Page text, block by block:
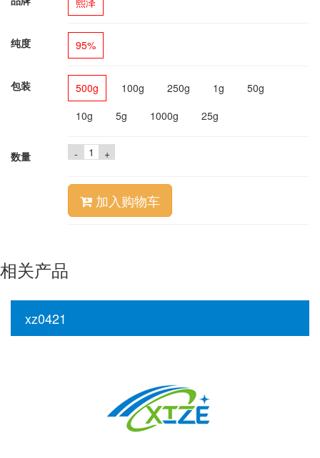
纯度 95%
包装 500g 100g 250g 1g
50g
10g
5g 1000g 25g
数量 - +
加入购物车
相关产品
xz0421